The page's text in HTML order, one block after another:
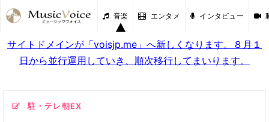
音楽 エンタメ インタビュー
サイトドメインが「voisjp.me」へ新しくなります。８月１
日から並行運用していき、順次移行してまいります。
駐・テレ朝EX